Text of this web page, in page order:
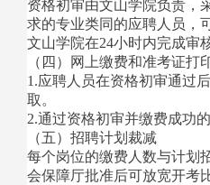
资格初审由文山学院负责，
求的专业类同的应聘人员，
文山学院在24小时内完成审
（四）网上缴费和准考证打
1.应聘人员在资格初审通过
取。
2.通过资格初审并缴费成功
（五）招聘计划裁减
每个岗位的缴费人数与计划
会保障厅批准后可放宽开考